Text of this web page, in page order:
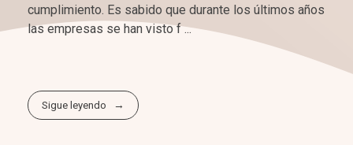
cumplimiento. Es sabido que durante los últimos años
las empresas se han visto f ...
Sigue leyendo